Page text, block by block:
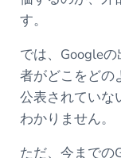
す。
では、Google
者がどこをどの
公表されていな
わかりません。
ただ、今までの